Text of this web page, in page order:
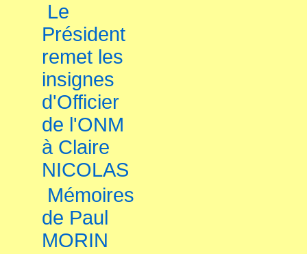
Le
Président
remet les
insignes
d'Officier
de l'ONM
à Claire
NICOLAS
Mémoires
de Paul
MORIN